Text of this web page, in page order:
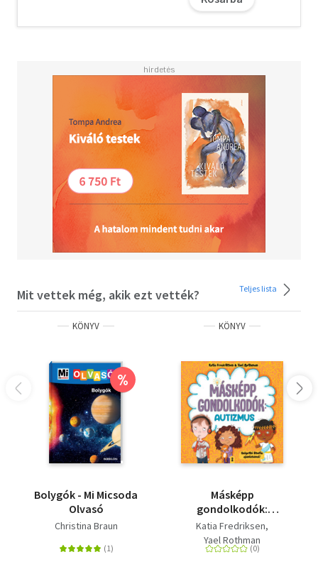
A Láss egyre több csodát! - akárcsak a testvérkötetek - a
Mit vettek még, akik ezt vették? Teljes lista
KÖNYV
%
Bolygók - Mi Micsoda
Olvasó
Christina Braun
KÖNYV
Másképp
gondolkodók:
Autizmus
Katia Fredriksen
Yael Rothman